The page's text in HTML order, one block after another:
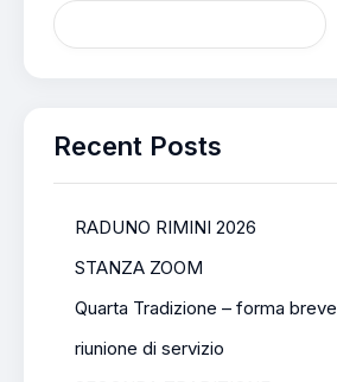
Recent Posts
RADUNO RIMINI 2026
STANZA ZOOM
Quarta Tradizione – forma breve
riunione di servizio